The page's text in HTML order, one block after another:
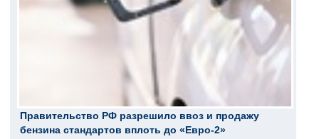
Правительство РФ разрешило ввоз и продажу
бензина стандартов вплоть до «Евро-2»